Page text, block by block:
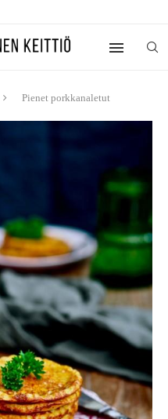
Pienet porkkanaletut